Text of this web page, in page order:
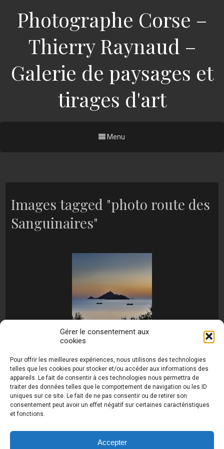
Gérer le consentement aux
cookies
Pour offrir les meilleures expériences, nous utilisons des technologies
telles que les cookies pour stocker et/ou accéder aux informations des
appareils. Le fait de consentir à ces technologies nous permettra de
traiter des données telles que le comportement de navigation ou les ID
uniques sur ce site. Le fait de ne pas consentir ou de retirer son
consentement peut avoir un effet négatif sur certaines caractéristiques
et fonctions.
Accepter
Photographe Corse –
Thierry Raynaud –
Galerie de paysages et
tirages d'art
Menu
Images tagged "photo route des
Sanguinaires"
raynaud.com ©
Toutes les photos de ce site sont